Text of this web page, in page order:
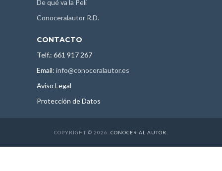
De qué va la Peli
Conoceralautor R.D.
CONTACTO
Telf.: 661 917 267
Email: info@conoceralautor.es
Aviso Legal
Protección de Datos
COPYRIGHT © 2026. CONOCER AL AUTOR